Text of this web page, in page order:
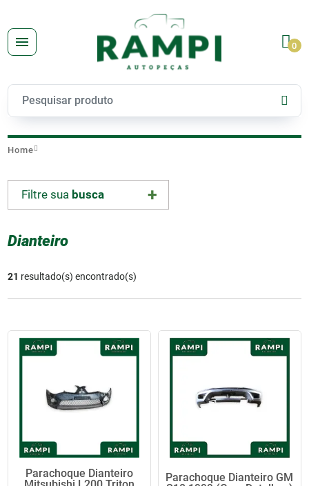
0
Home
Filtre sua busca
Dianteiro
21 resultado(s) encontrado(s)
Parachoque Dianteiro
Parachoque Dianteiro GM